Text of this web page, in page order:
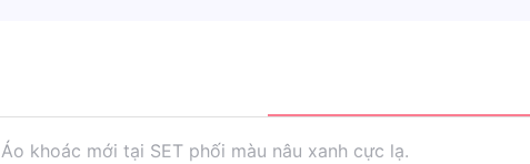
Áo khoác mới tại SET phối màu nâu xanh cực lạ.